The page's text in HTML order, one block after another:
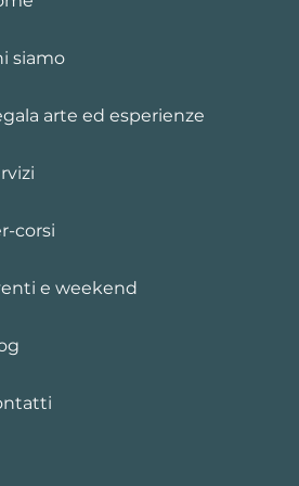
siamo
arte ed esperienze
corsi
e weekend